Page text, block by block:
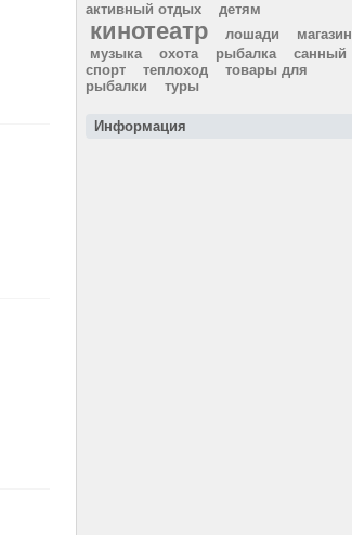
активный отдых детям
кинотеатр лошади
магазин
музыка
охота рыбалка
санный
спорт
теплоход
товары для
рыбалки
туры
Информация